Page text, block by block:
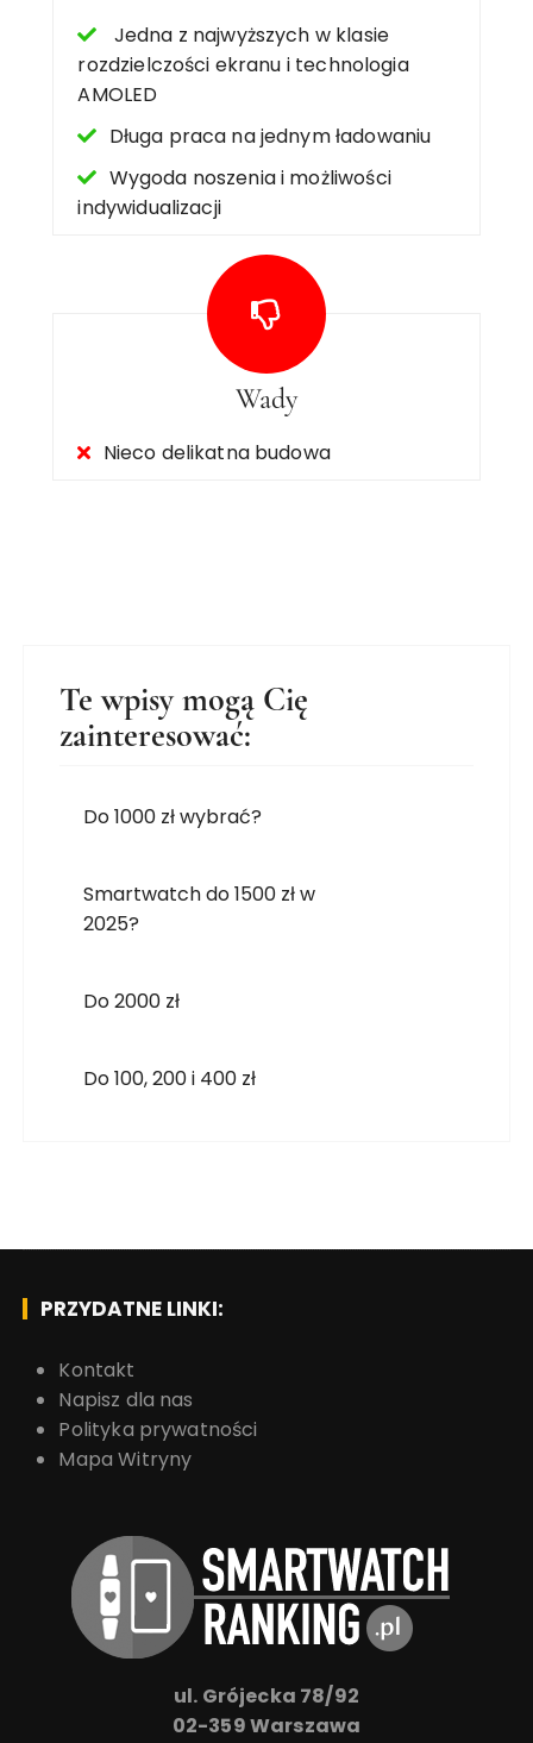
Jedna z najwyższych w klasie
rozdzielczości ekranu i technologia
AMOLED
Długa praca na jednym ładowaniu
Wygoda noszenia i możliwości
indywidualizacji
Wady
Nieco delikatna budowa
Te wpisy mogą Cię
zainteresować:
Do 1000 zł wybrać?
Smartwatch do 1500 zł w
2025?
Do 2000 zł
Do 100, 200 i 400 zł
PRZYDATNE LINKI:
Kontakt
Napisz dla nas
Polityka prywatności
Mapa Witryny
ul. Grójecka 78/92
02-359 Warszawa